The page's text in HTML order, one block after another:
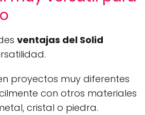
ventajas del Solid
proyectos muy diferentes
con otros materiales
cristal o piedra.